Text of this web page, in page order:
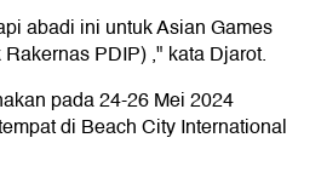
abadi ini untuk Asian Games
PDIP) ," kata Djarot.
pada 24-26 Mei 2024
di Beach City International